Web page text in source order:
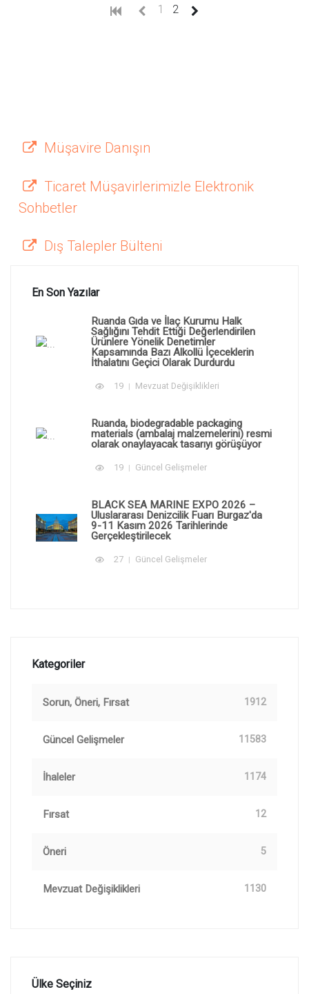
1 2 (current)
Müşavire Danışın
Ticaret Müşavirlerimizle Elektronik
Sohbetler
Dış Talepler Bülteni
En Son Yazılar
Ruanda Gıda ve İlaç Kurumu Halk
Sağlığını Tehdit Ettiği Değerlendirilen
Ürünlere Yönelik Denetimler
Kapsamında Bazı Alkollü İçeceklerin
İthalatını Geçici Olarak Durdurdu
19 Mevzuat Değişiklikleri
Ruanda, biodegradable packaging
materials (ambalaj malzemelerini) resmi
olarak onaylayacak tasarıyı görüşüyor
19 Güncel Gelişmeler
BLACK SEA MARINE EXPO 2026 –
Uluslararası Denizcilik Fuarı Burgaz'da
9-11 Kasım 2026 Tarihlerinde
Gerçekleştirilecek
27 Güncel Gelişmeler
Kategoriler
Sorun, Öneri, Fırsat 1912
Güncel Gelişmeler 11583
İhaleler 1174
Fırsat 12
Öneri 5
Mevzuat Değişiklikleri 1130
Ülke Seçiniz